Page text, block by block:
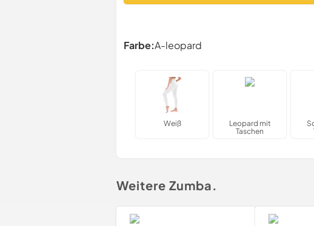
Farbe:A-leopard
Weiß
Leopard mit
Taschen
Weitere Zumba.